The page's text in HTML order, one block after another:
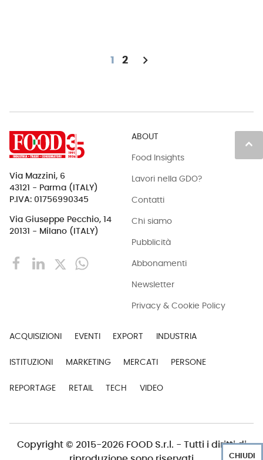
1 2 chevron_right
keyboard_arrow_up
Via Mazzini, 6
43121 - Parma (ITALY)
P.IVA: 01756990345
Via Giuseppe Pecchio, 14
20131 - Milano (ITALY)
ABOUT
Food Insights
Lavori nella GDO?
Contatti
Chi siamo
Pubblicità
Abbonamenti
Newsletter
Privacy & Cookie Policy
ACQUISIZIONI EVENTI EXPORT INDUSTRIA
ISTITUZIONI MARKETING MERCATI PERSONE
REPORTAGE RETAIL TECH VIDEO
Copyright © 2015-2026 FOOD S.r.l. - Tutti i diritti di
CHIUDI